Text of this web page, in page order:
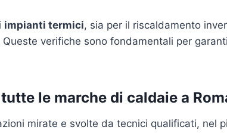
impianti termici, sia per il riscaldamento
verifiche sono fondamentali per
le marche di caldaie a
mirate e svolte da tecnici qualificati, nel